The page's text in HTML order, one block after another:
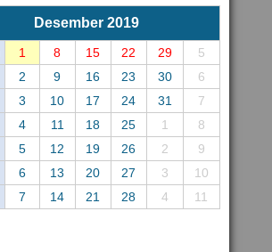
Desember 2019
1 8 15 22 29
5
2 9 16 23 30
6
3 10 17 24 31
7
4 11 18 25 1
8
5 12 19 26 2
9
6 13 20 27 3
10
7 14 21 28 4 11